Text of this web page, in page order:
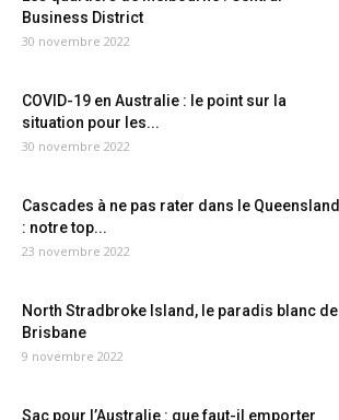
Business District
30 novembre 2022
COVID-19 en Australie : le point sur la
situation pour les...
30 novembre 2022
Cascades à ne pas rater dans le Queensland
: notre top...
23 novembre 2022
North Stradbroke Island, le paradis blanc de
Brisbane
9 novembre 2022
Sac pour l’Australie : que faut-il emporter